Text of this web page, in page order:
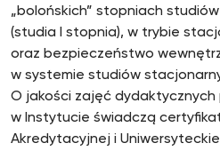
„bolońskich” stopniach
(studia I stopnia), w trybie
oraz bezpieczeństwo
w systemie studiów
O jakości zajęć dydaktycznych
w Instytucie świadczą
Akredytacyjnej i